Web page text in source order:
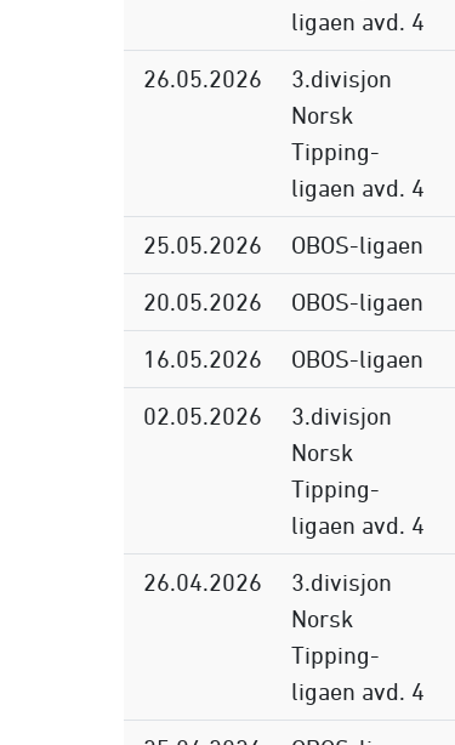
ligaen avd. 4
26.05.2026
3.divisjon
Norsk
Tipping-
ligaen avd. 4
25.05.2026 OBOS-ligaen
20.05.2026 OBOS-ligaen
16.05.2026 OBOS-ligaen
02.05.2026
3.divisjon
Norsk
Tipping-
ligaen avd. 4
26.04.2026
3.divisjon
Norsk
Tipping-
ligaen avd. 4